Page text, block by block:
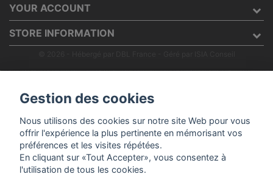
YOUR ACCOUNT
STORE INFORMATION
Gestion des cookies
Nous utilisons des cookies sur notre site Web pour vous
offrir l'expérience la plus pertinente en mémorisant vos
préférences et les visites répétées.
En cliquant sur «Tout Accepter», vous consentez à
l'utilisation de tous les cookies.